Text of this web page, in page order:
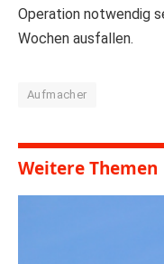
Operation notwendig
Wochen ausfallen.
Aufmacher
Weitere Themen